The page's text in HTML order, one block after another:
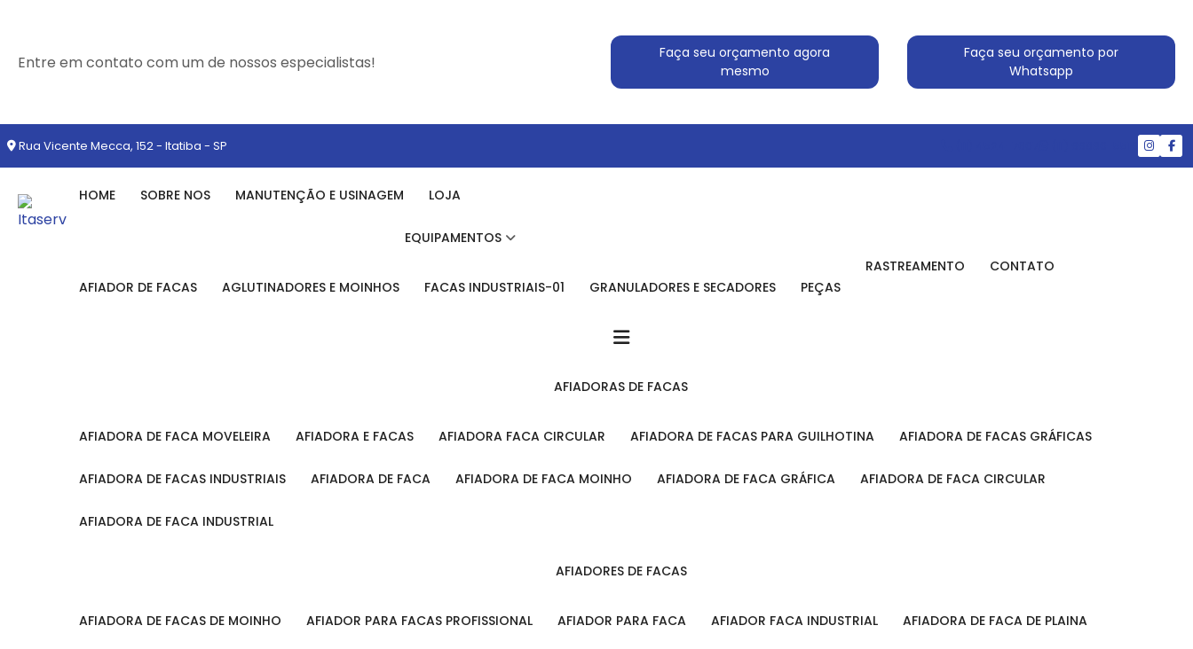
Entre em contato com um de nossos especialistas!
Faça seu orçamento agora
mesmo
Faça seu orçamento por
Whatsapp
Rua Vicente Mecca, 152 - Itatiba - SP
HOME SOBRE NOS MANUTENÇÃO E USINAGEM LOJA
EQUIPAMENTOS
AFIADOR DE FACAS AGLUTINADORES E MOINHOS FACAS INDUSTRIAIS-01 GRANULADORES E SECADORES PEÇAS
RASTREAMENTO CONTATO
AFIADORAS DE FACAS
AFIADORA DE FACA MOVELEIRA AFIADORA E FACAS AFIADORA FACA CIRCULAR AFIADORA DE FACAS PARA GUILHOTINA AFIADORA DE FACAS GRÁFICAS
AFIADORA DE FACAS INDUSTRIAIS AFIADORA DE FACA AFIADORA DE FACA MOINHO AFIADORA DE FACA GRÁFICA AFIADORA DE FACA CIRCULAR
AFIADORA DE FACA INDUSTRIAL
AFIADORES DE FACAS
AFIADORA DE FACAS DE MOINHO AFIADOR PARA FACAS PROFISSIONAL AFIADOR PARA FACA AFIADOR FACA INDUSTRIAL AFIADORA DE FACA DE PLAINA